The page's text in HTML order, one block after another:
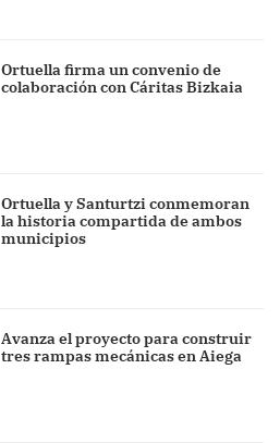
Ortuella firma un convenio de
colaboración con Cáritas Bizkaia
Ortuella y Santurtzi conmemoran
la historia compartida de ambos
municipios
Avanza el proyecto para construir
tres rampas mecánicas en Aiega